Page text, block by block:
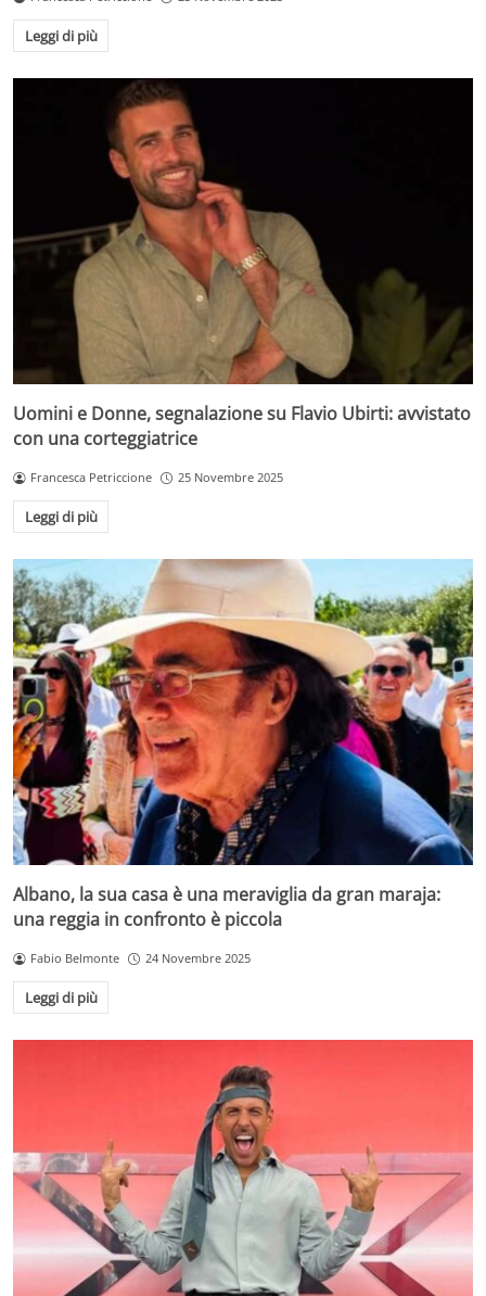
Leggi di più
Uomini e Donne, segnalazione su Flavio Ubirti: avvistato
con una corteggiatrice
Francesca Petriccione 25 Novembre 2025
Leggi di più
Albano, la sua casa è una meraviglia da gran maraja:
una reggia in confronto è piccola
Fabio Belmonte 24 Novembre 2025
Leggi di più